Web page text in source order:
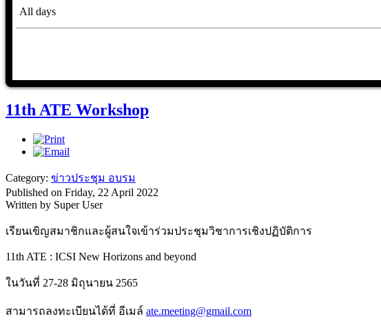
All days
11th ATE Workshop
Category: ข่าวประชุม อบรม
Published on Friday, 22 April 2022
Written by Super User
เรียนเขิญสมาชิกและผู้สนใจเข้าร่วมประชุมวิชาการเชิงปฏิบัติการ
11th ATE : ICSI New Horizons and beyond
ในวันที่ 27-28 มิถุนายน 2565
สามารถลงทะเบียนได้ที่ อีเมล์ ate.meeting@gmail.com